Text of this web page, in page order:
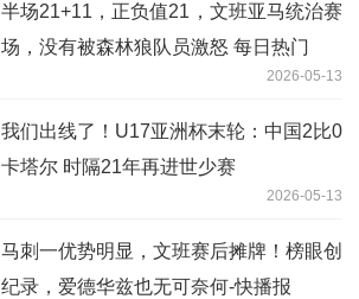
半场21+11，正负值21，文班亚马统治赛
场，没有被森林狼队员激怒 每日热门
2026-05-13
我们出线了！U17亚洲杯末轮：中国2比0
卡塔尔 时隔21年再进世少赛
2026-05-13
马刺一优势明显，文班赛后摊牌！榜眼创
纪录，爱德华兹也无可奈何-快播报